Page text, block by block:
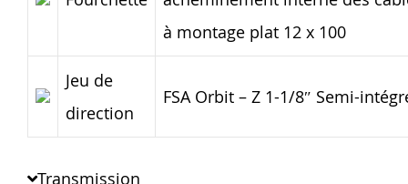
à montage plat 12 x 100
Jeu de
direction
FSA Orbit – Z 1-1/8″ Semi-
Transmission